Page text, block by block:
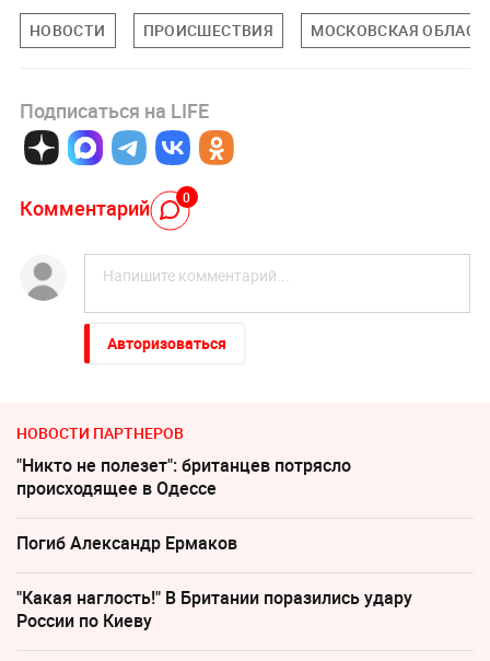
НОВОСТИ ПРОИСШЕСТВИЯ МОСКОВСКАЯ
Подписаться на LIFE
Комментарий 0
Авторизоваться
НОВОСТИ ПАРТНЕРОВ
"Никто не полезет": британцев потрясло
происходящее в Одессе
Погиб Александр Ермаков
"Какая наглость!" В Британии поразились удару
России по Киеву